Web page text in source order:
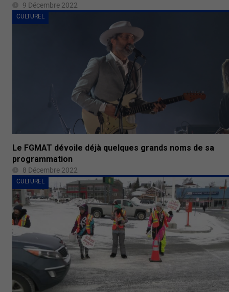
9 Décembre 2022
CULTUREL
Le FGMAT dévoile déjà quelques grands noms de sa
programmation
8 Décembre 2022
CULTUREL